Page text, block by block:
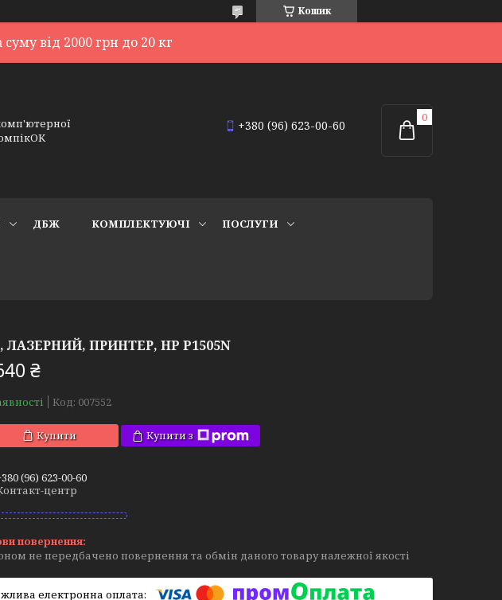
Кошик
від 2000 грн до 20 кг
+380 (96) 623-00-60
ДБЖ КОМПЛЕКТУЮЧІ ПОСЛУГИ
ЛАЗЕРНИЙ, ПРИНТЕР, HP P1505N
₴
Код: 007552
Купити Купити з
(96) 623-00-60
центр
не передбачено повернення та обмін даного товару належної якості